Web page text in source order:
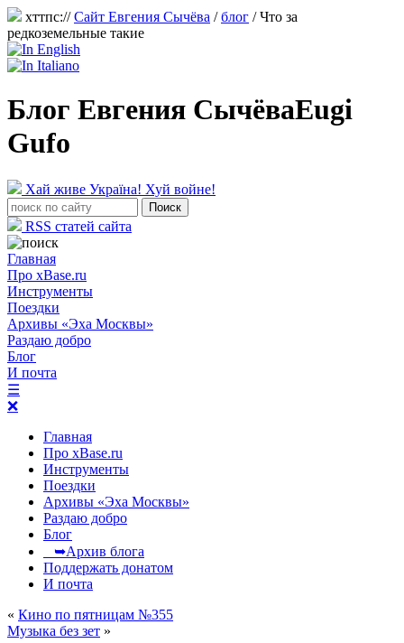
хттпс://Сайт Евгения Сычёва /блог /Что за
редкоземельные такие
Блог Евгения СычёваEugi
Gufo
Хай живе Україна! Хуй войне!
RSS статей сайта
Главная
Про xBase.ru
Инструменты
Поездки
Архивы «Эха Москвы»
Раздаю добро
Блог
И почта
☰
❌
Главная
Про xBase.ru
Инструменты
Поездки
Архивы «Эха Москвы»
Раздаю добро
Блог
➥Архив блога
Поддержать донатом
И почта
« Кино по пятницам №355
Музыка без зет »